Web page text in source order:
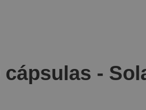
cápsulas -